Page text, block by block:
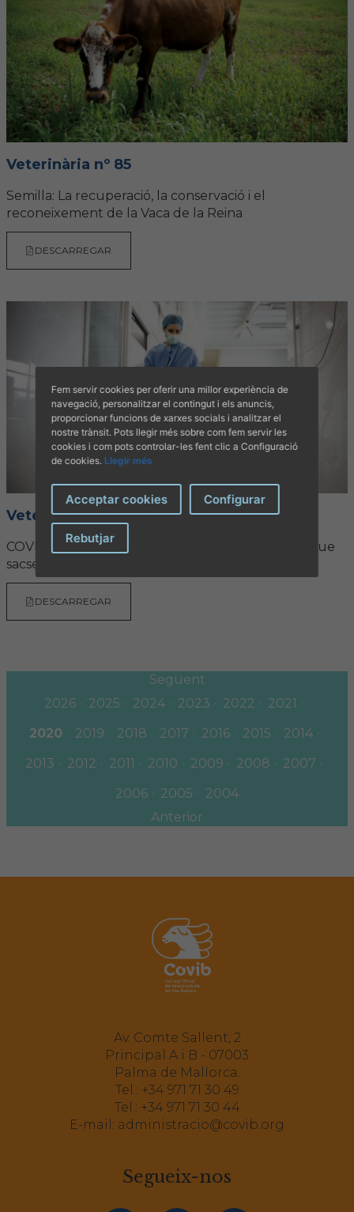
Veterinària nº 85
Semilla: La recuperació, la conservació i el
reconeixement de la Vaca de la Reina
DESCARREGAR
Veterinària nº 84
COVID-19: com ha afectat el terratrèmol sanitari que
sacseja el planeta a la veterinària balear
DESCARREGAR
Següent
2026
2025 2024 2023 2022
2021
2020
2019 2018 2017 2016 2015
2014
2013
2012 2011 2010 2009 2008
2007
2006
2005
2004
Anterior
Av. Comte Sallent, 2
Principal A i B - 07003
Palma de Mallorca.
Tel.: +34 971 71 30 49
Tel.: +34 971 71 30 44
E-mail: administracio@covib.org
Segueix-nos
Fem servir cookies per oferir una millor experiència de
navegació, personalitzar el contingut i els anuncis,
proporcionar funcions de xarxes socials i analitzar el
nostre trànsit. Pots llegir més sobre com fem servir les
cookies i com pots controlar-les fent clic a Configuració
de cookies. Llegir més
Acceptar cookies Configurar
Rebutjar